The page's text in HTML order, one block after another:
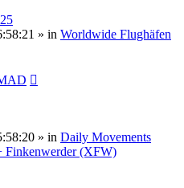
» in Worldwide Flughäfen
» in Daily Movements
(XFW)